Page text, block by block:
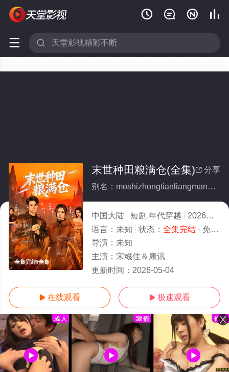
   
 
全集完结/全集
 分享
末世种田粮满仓(全集)
别名：moshizhongtianliangmancang
中国大陆 短剧,年代穿越 2026
3.0
语言： 未知 状态： 全集完结- 免费在线观看
导演： 未知
主演： 宋彧佳＆康讯
更新时间： 2026-05-04
 在线观看  极速观看